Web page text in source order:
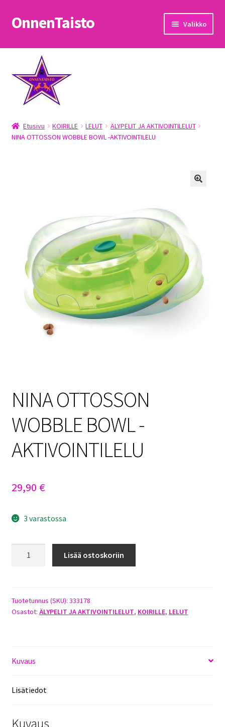
Siirry
navigointiin
Siirry
sisältöön
OnnenTaisto Valikko
Etusivu
Kassa
Oma tili
OnnenTaisto
Tietosuojaseloste
Toimitusehdot
Uutisia
Etusivu KOIRILLE LELUT
ÄLYPELIT JA AKTIVOINTILELUT
NINA OTTOSSON WOBBLE BOWL -AKTIVOINTILELU
NINA OTTOSSON
WOBBLE BOWL -
AKTIVOINTILELU
29,90 €
3 varastossa
-
AKTIVOINTILELU
Lisää ostoskoriin
Tuotetunnus (SKU): 333178
Osastot: ÄLYPELIT JA AKTIVOINTILELUT, KOIRILLE, LELUT
Kuvaus
Lisätiedot
Kuvaus